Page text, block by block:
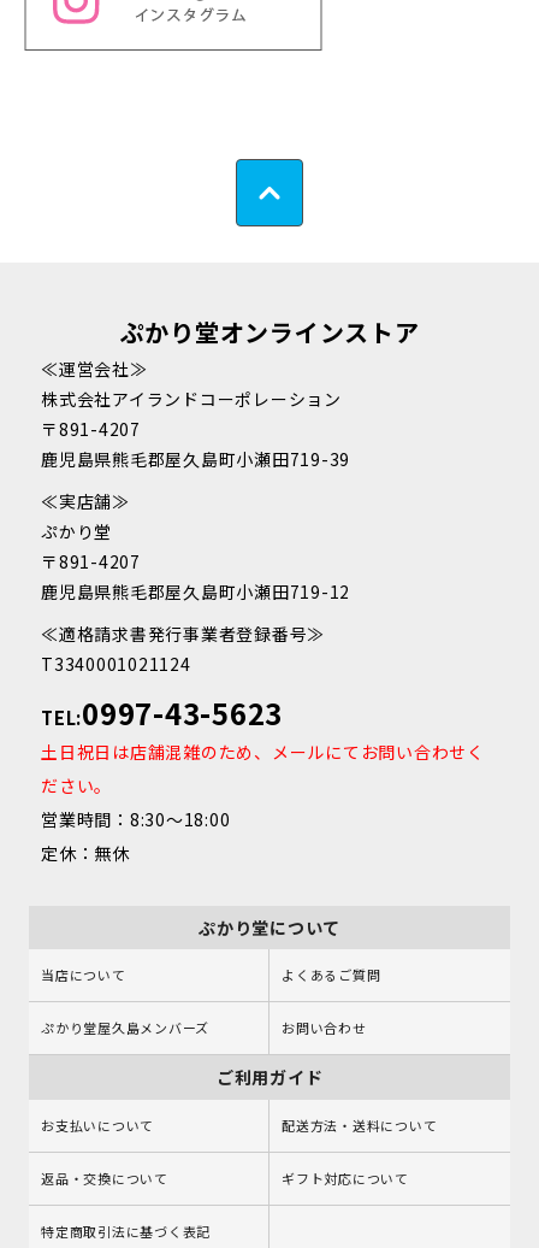
ぷかり堂オンラインストア
≪運営会社≫
株式会社アイランドコーポレーション
〒891-4207
鹿児島県熊毛郡屋久島町小瀬田719-39
≪実店舗≫
ぷかり堂
〒891-4207
鹿児島県熊毛郡屋久島町小瀬田719-12
≪適格請求書発行事業者登録番号≫
T3340001021124
TEL:0997-43-5623
土日祝日は店舗混雑のため、メールにてお問い合わせく
ださい。
営業時間：8:30～18:00
定休：無休
ぷかり堂について
当店について よくあるご質問
ぷかり堂屋久島メンバーズ お問い合わせ
ご利用ガイド
お支払いについて 配送方法・送料について
返品・交換について ギフト対応について
特定商取引法に基づく表記